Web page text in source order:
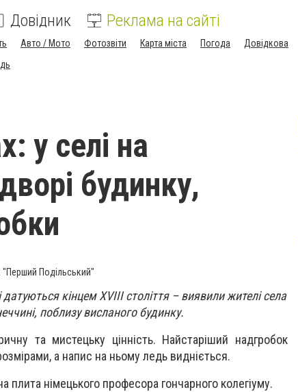
Довідник Реклама на сайті
Авто / Мото Фотозвіти Карта міста Погода
Довідкова
у селі на
будинку,
Подільський"
кінцем XVIII століття – виявили жителі села
поблизу висланого будинку.
та мистецьку цінність. Найстаріший надгробок
а напис на ньому ледь видніється.
плита німецького професора гончарного колегіуму.